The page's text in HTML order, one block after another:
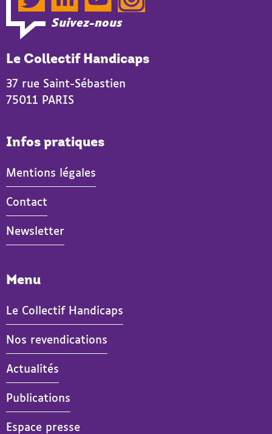
Suivez-nous
TwitterLinkedInYouTubeInstagram
Le Collectif Handicaps
37 rue Saint-Sébastien
75011 PARIS
Infos pratiques
Mentions légales
Contact
Newsletter
Menu
Le Collectif Handicaps
Nos revendications
- Actif
Actualités
Publications
Espace presse